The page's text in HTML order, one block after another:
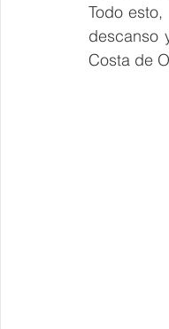
Todo
descanso
Costa de